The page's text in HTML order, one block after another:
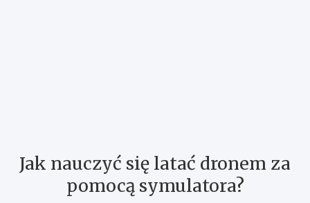
Jak nauczyć się latać dronem za
pomocą symulatora?